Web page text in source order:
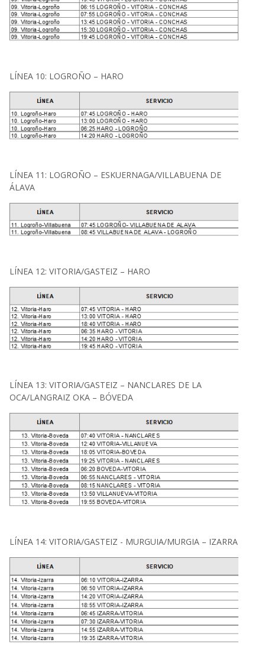
LÍNEA 10: LOGROÑO – HARO
LÍNEA 11: LOGROÑO – ESKUERNAGA/VILLABUENA DE
ÁLAVA
LÍNEA 12: VITORIA/GASTEIZ – HARO
LÍNEA 13: VITORIA/GASTEIZ – NANCLARES DE LA
OCA/LANGRAIZ OKA – BÓVEDA
LÍNEA 14: VITORIA/GASTEIZ - MURGUIA/MURGIA – IZARRA